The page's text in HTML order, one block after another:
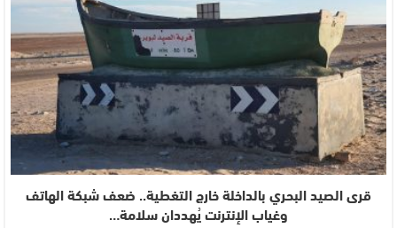
قرى الصيد البحري بالداخلة خارج التغطية.. ضعف شبكة الهاتف
وغياب الإنترنت يُهددان سلامة…